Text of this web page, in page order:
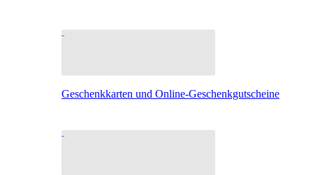
Geschenkkarten und Online-Geschenkgutscheine